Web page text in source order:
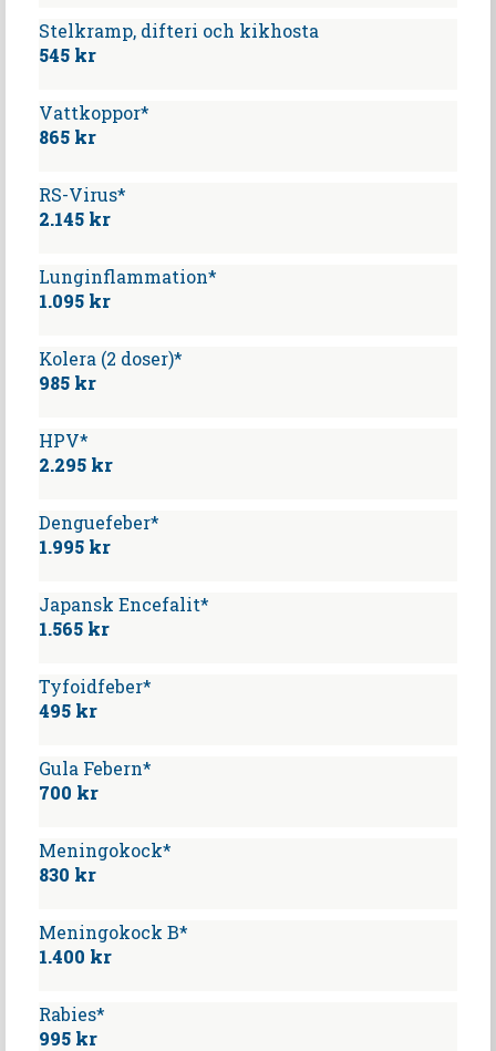
Stelkramp, difteri och kikhosta
545 kr
Vattkoppor*
865 kr
RS-Virus*
2.145 kr
Lunginflammation*
1.095 kr
Kolera (2 doser)*
985 kr
HPV*
2.295 kr
Denguefeber*
1.995 kr
Japansk Encefalit*
1.565 kr
Tyfoidfeber*
495 kr
Gula Febern*
700 kr
Meningokock*
830 kr
Meningokock B*
1.400 kr
Rabies*
995 kr